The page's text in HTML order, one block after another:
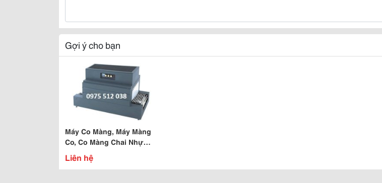
Gợi ý cho bạn
Máy Co Màng, Máy Màng
Co, Co Màng Chai Nhựa
Sách Vở Giá Tốt
Liên hệ